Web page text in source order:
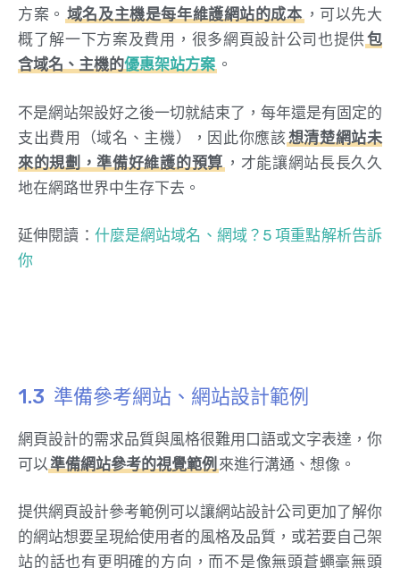
方案。 域名及主機是每年維護網站的成本，可以先大
概了解一下方案及費用，很多網頁設計公司也提供包
含域名、主機的優惠架站方案 。
不是網站架設好之後一切就結束了，每年還是有固定的
支出費用（域名、主機），因此你應該想清楚網站未
來的規劃，準備好維護的預算 ，才能讓網站長長久久
地在網路世界中生存下去。
延伸閱讀： 什麼是網站域名、網域？5 項重點解析告訴
你
準備參考網站、網站設計範例
網頁設計的需求品質與風格很難用口語或文字表達，你
可以準備網站參考的視覺範例 來進行溝通、想像。
提供網頁設計參考範例可以讓網站設計公司更加了解你
的網站想要呈現給使用者的風格及品質，或若要自己架
站的話也有更明確的方向，而不是像無頭蒼蠅毫無頭